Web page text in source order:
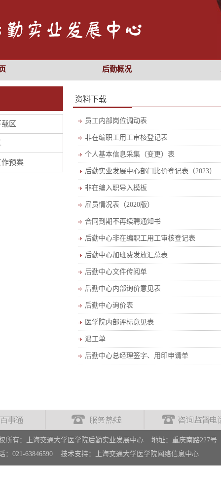
所有：上海交通大学医学院后勤实业发展中心 地址：重庆南路227号
：021-63846590 技术支持：上海交通大学医学院网络信息中心
后勤概况
区
预案
资料下载
员工内部岗位调动表
非在编职工用工审核登记表
个人基本信息采集（变更）表
后勤实业发展中心部门比价登记表（2023）
非在编入职导入模板
雇员情况表（2020版）
合同到期不再续聘通知书
后勤中心非在编职工用工审核登记表
后勤中心加班费发放汇总表
后勤中心文件传阅单
后勤中心内部询价意见表
后勤中心询价表
医学院内部评标意见表
退工单
后勤中心总经理签字、用印申请单